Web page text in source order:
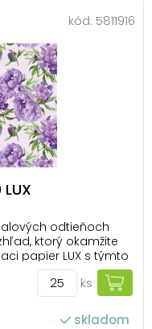
kód: 5811916
odtieňoch
ktorý okamžite
papier LUX s týmto
pôsobí romanticky
kto chce ve...
ks
skladom